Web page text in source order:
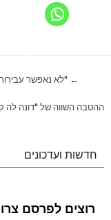
ניווט← "לא נאפשר עבירות
ההטבה השווה של "דונה לה
חדשות ועדכונים
רוצים לפרסם